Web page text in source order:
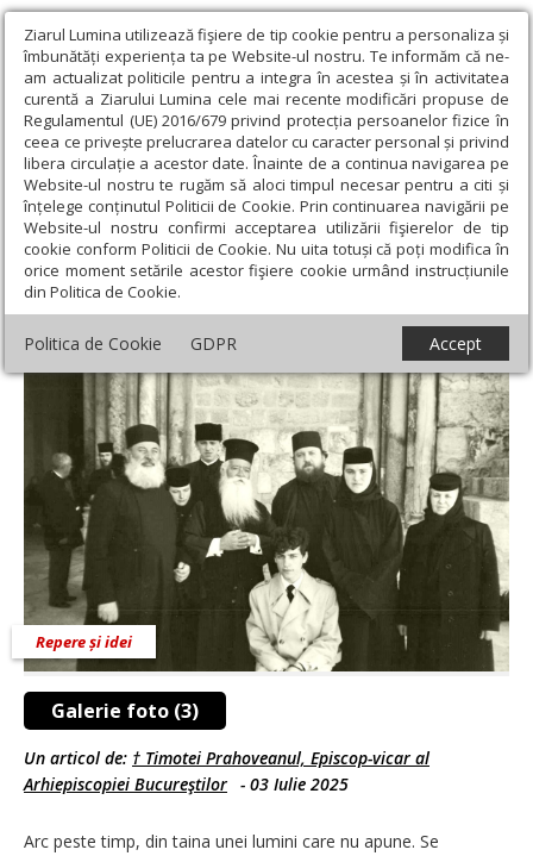
Ziarul Lumina utilizează fişiere de tip cookie pentru a personaliza și
îmbunătăți experiența ta pe Website-ul nostru. Te informăm că ne-
am actualizat politicile pentru a integra în acestea și în activitatea
curentă a Ziarului Lumina cele mai recente modificări propuse de
Regulamentul (UE) 2016/679 privind protecția persoanelor fizice în
ceea ce privește prelucrarea datelor cu caracter personal și privind
libera circulație a acestor date. Înainte de a continua navigarea pe
Website-ul nostru te rugăm să aloci timpul necesar pentru a citi și
înțelege conținutul Politicii de Cookie. Prin continuarea navigării pe
Website-ul nostru confirmi acceptarea utilizării fişierelor de tip
cookie conform Politicii de Cookie. Nu uita totuși că poți modifica în
orice moment setările acestor fişiere cookie urmând instrucțiunile
din Politica de Cookie.
Politica de Cookie GDPR Accept
Ziarul Lumina › Opinii › Repere și idei › Cuviosul Dometie de la
Râmeț și familia lui de sfinți iubitori ai veșnicei Împărății
Cuviosul Dometie de la Râmeț și familia lui
de sfinți iubitori ai veșnicei Împărății
Galerie foto (3)
Repere și idei
Un articol de: † Timotei Prahoveanul, Episcop-vicar al
Arhiepiscopiei Bucureştilor - 03 Iulie 2025
Arc peste timp, din taina unei lumini care nu apune. Se